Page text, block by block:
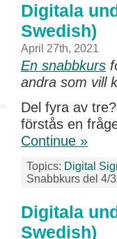
Digitala
Swedish)
April 27th, 2021
En snabbkurs
andra som vill
Del fyra av
förstås en
Continue »
Topics: Digital
Snabbkurs del 4/
Digitala
Swedish)